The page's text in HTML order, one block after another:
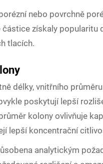
nebo povrchně
získaly
tlacích.
délky, vnitřního
poskytují lepší
kolony ovlivňuje
lepší koncentrační
analytickým